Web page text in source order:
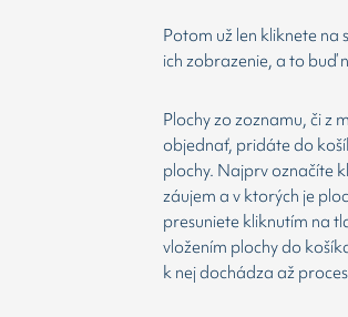
Potom už len kliknete na
ich zobrazenie, a to buď
Plochy zo zoznamu, či z
objednať, pridáte do
plochy. Najprv označíte
záujem a v ktorých je
presuniete kliknutím na
vložením plochy do
k nej dochádza až